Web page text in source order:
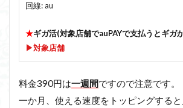
回線: au
★ギガ活(対象店舗でauPAYで支払うとギガ
▶対象店舗
料金390円は一週間ですので注意です。
一か月、使える速度をトッピングする